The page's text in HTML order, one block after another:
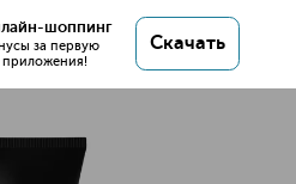
шоппинг
за первую
приложения!
Скачать
Шампунь для
Шампунь для окрашенных